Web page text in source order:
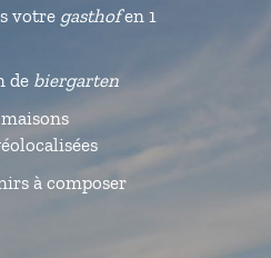
votre gasthofen 1
de biergarten
à composer